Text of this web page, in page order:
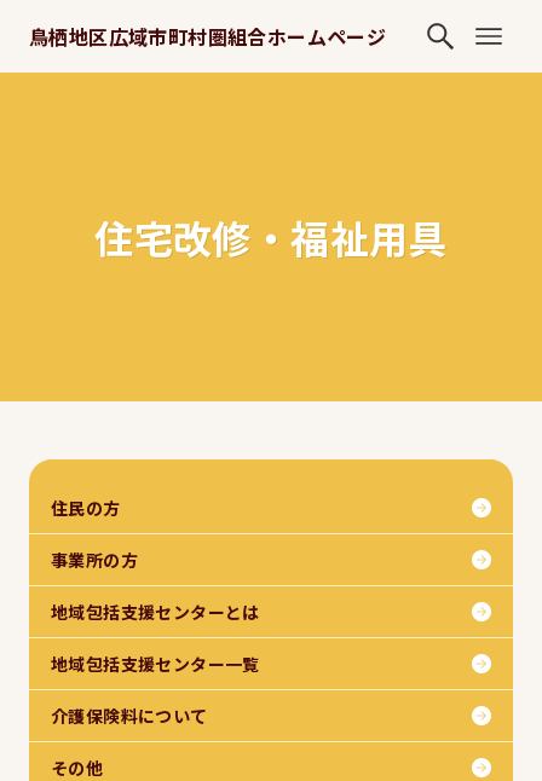
鳥栖地区広域市町村圏組合ホームページ
住宅改修・福祉用具
住民の方
事業所の方
地域包括支援センターとは
地域包括支援センター一覧
介護保険料について
その他